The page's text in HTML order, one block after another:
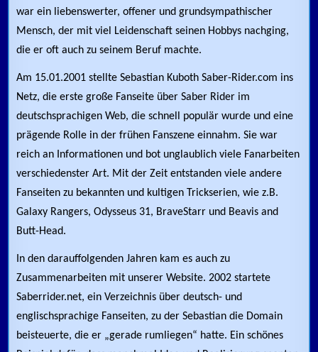
war ein liebenswerter, offener und grundsympathischer
Mensch, der mit viel Leidenschaft seinen Hobbys nachging,
die er oft auch zu seinem Beruf machte.
Am 15.01.2001 stellte Sebastian Kuboth Saber-Rider.com ins
Netz, die erste große Fanseite über Saber Rider im
deutschsprachigen Web, die schnell populär wurde und eine
prägende Rolle in der frühen Fanszene einnahm. Sie war
reich an Informationen und bot unglaublich viele Fanarbeiten
verschiedenster Art. Mit der Zeit entstanden viele andere
Fanseiten zu bekannten und kultigen Trickserien, wie z.B.
Galaxy Rangers, Odysseus 31, BraveStarr und Beavis and
Butt-Head.
In den darauffolgenden Jahren kam es auch zu
Zusammenarbeiten mit unserer Website. 2002 startete
Saberrider.net, ein Verzeichnis über deutsch- und
englischsprachige Fanseiten, zu der Sebastian die Domain
beisteuerte, die er „gerade rumliegen“ hatte. Ein schönes